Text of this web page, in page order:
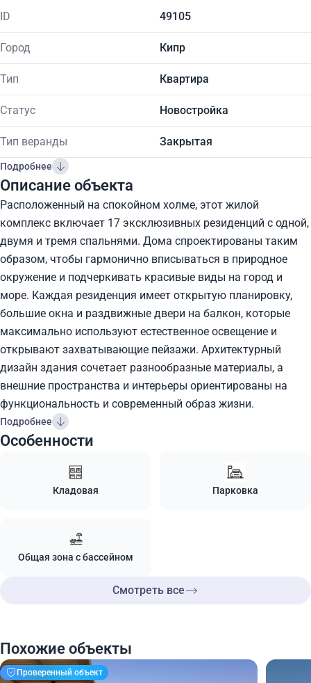
ID 49105
Город Кипр
Тип Квартира
Статус Новостройка
Тип веранды Закрытая
Подробнее
Описание объекта
Расположенный на спокойном холме, этот жилой
комплекс включает 17 эксклюзивных резиденций с одной,
двумя и тремя спальнями. Дома спроектированы таким
образом, чтобы гармонично вписываться в природное
окружение и подчеркивать красивые виды на город и
море. Каждая резиденция имеет открытую планировку,
большие окна и раздвижные двери на балкон, которые
максимально используют естественное освещение и
открывают захватывающие пейзажи. Архитектурный
дизайн здания сочетает разнообразные материалы, а
внешние пространства и интерьеры ориентированы на
функциональность и современный образ жизни.
Подробнее
Особенности
Кладовая Парковка
Общая зона с бассейном
Смотреть все
Похожие объекты
Проверенный объект